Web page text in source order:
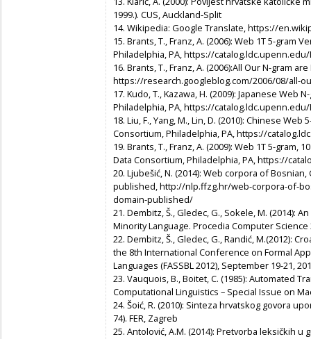
1999.). CUS, Auckland-Split
14. Wikipedia: Google Translate, https://
15. Brants, T., Franz, A. (2006): Web 1T 5-gram
Philadelphia, PA, https://catalog.ldc.upenn.edu/
16. Brants, T., Franz, A. (2006):All Our N-gram
https://research.googleblog.com/2006/08/all-
17. Kudo, T., Kazawa, H. (2009): Japanese Web
Philadelphia, PA, https://catalog.ldc.upenn.edu/
18. Liu, F., Yang, M., Lin, D. (2010): Chinese
Consortium, Philadelphia, PA, https://
19. Brants, T., Franz, A. (2009): Web 1T 5-gram,
Data Consortium, Philadelphia, PA, https://
20. Ljubešić, N. (2014): Web corpora of
published, http://nlp.ffzg.hr/web-corpora-of-
domain-published/
21. Dembitz, Š., Gledec, G., Sokele, M. (2014):
Minority Language. Procedia Computer Science
22. Dembitz, Š., Gledec, G., Randić, M.(2012):
the 8th International Conference on Formal
Languages (FASSBL 2012) , September 19-21,
23. Vauquois, B., Boitet, C. (1985): Automated
Computational Linguistics – Special Issue on
24. Šoić, R. (2010): Sinteza hrvatskog govora
74). FER, Zagreb
25. Antolović, A.M. (2014): Pretvorba leksičkih u